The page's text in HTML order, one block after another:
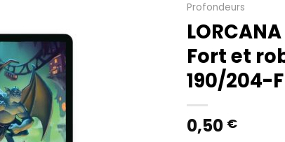
Profondeurs
Fort et
190/204-
0,50 €